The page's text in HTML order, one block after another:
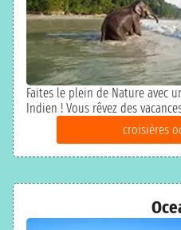
Faites le plein de Nature avec
Indien ! Vous rêvez des
croisières